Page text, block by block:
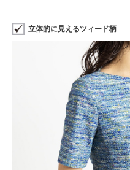
立体的に見えるツィード柄